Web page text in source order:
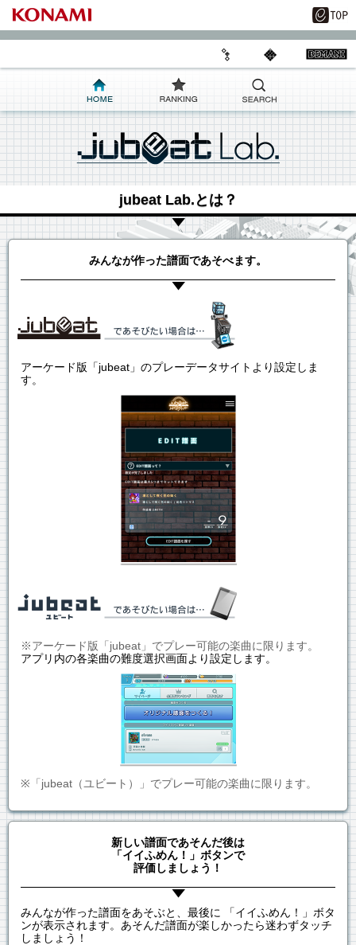
jubeat Lab.とは？
みんなが作った譜面であそべます。
アーケード版「jubeat」のプレーデータサイトより設定しま
す。
※アーケード版「jubeat」でプレー可能の楽曲に限ります。
アプリ内の各楽曲の難度選択画面より設定します。
※「jubeat（ユビート）」でプレー可能の楽曲に限ります。
新しい譜面であそんだ後は
「イイふめん！」ボタンで
評価しましょう！
みんなが作った譜面をあそぶと、最後に 「イイふめん！」ボタ
ンが表示されます。あそんだ譜面が楽しかったら迷わずタッチ
しましょう！